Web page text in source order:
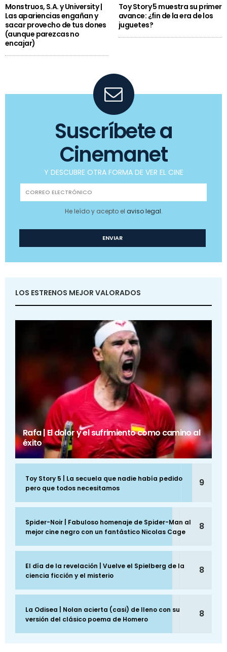
Monstruos, S.A. y University |
Las apariencias engañan y
sacar provecho de tus dones
(aunque parezcas no
encajar)
Toy Story 5 muestra su primer
avance: ¿fin de la era de los
juguetes?
Suscríbete a
Cinemanet
Y DESCUBRE OTRA FORMA DE VER EL CINE
He leído y acepto el aviso legal.
LOS ESTRENOS MEJOR VALORADOS
Rafa | El dolor y el sufrimiento como camino al
éxito
Toy Story 5 | La secuela que nadie había pedido
pero que todos necesitamos
9
Spider-Noir | Fabuloso homenaje de Spider-Man al
mejor cine negro con un fantástico Nicolas Cage
8
El día de la revelación | Vuelve el Spielberg de la
ciencia ficción y el misterio
8
La Odisea | Nolan acierta (casi) de lleno con su
versión del clásico poema de Homero
8